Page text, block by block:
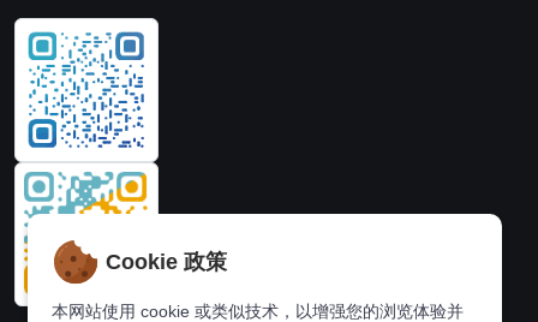
Cookie 政策
本网站使用 cookie 或类似技术，以增强您的浏览体验并